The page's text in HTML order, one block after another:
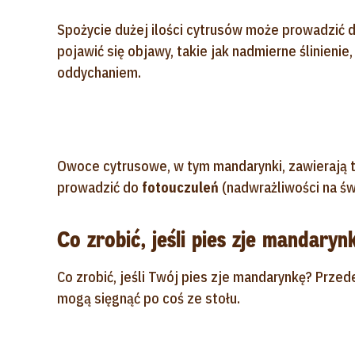
Spożycie dużej ilości cytrusów może prowadzić
pojawić się objawy, takie jak nadmierne
oddychaniem.
Owoce cytrusowe, w tym mandarynki,
prowadzić do fotouczuleń (nadwrażliwości na
Co zrobić, jeśli pies zje
Co zrobić, jeśli Twój pies zje mandarynkę?
mogą sięgnąć po coś ze stołu.